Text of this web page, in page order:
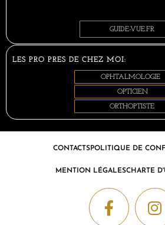
GUIDE-VUE.FR
LES PRO PRES DE CHEZ MOI:
OPHTALMOLOGIE
OPTICIEN
ORTHOPTISTE
CONTACTSPOLITIQUE DE
MENTION LÉGALESCHARTE